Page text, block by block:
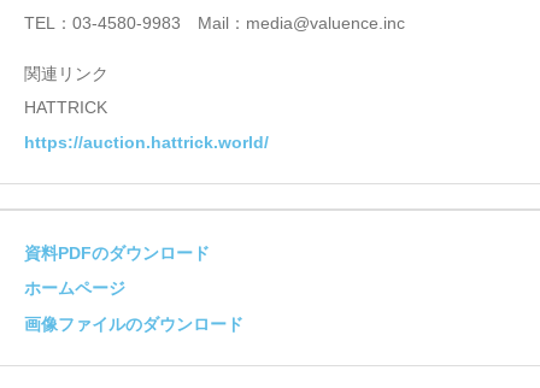
TEL：03-4580-9983 Mail：media@valuence.inc
関連リンク
HATTRICK
https://auction.hattrick.world/
資料PDFのダウンロード
ホームページ
画像ファイルのダウンロード